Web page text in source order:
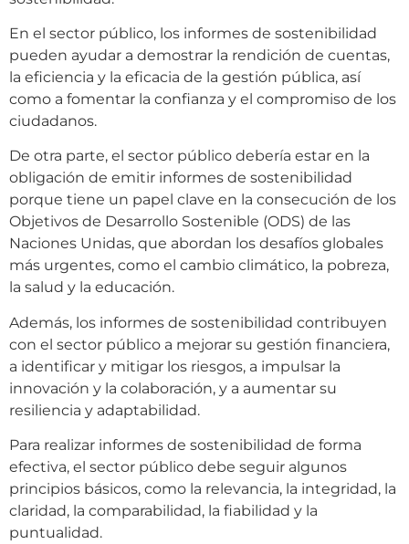
En el sector público, los informes de sostenibilidad
pueden ayudar a demostrar la rendición de cuentas,
la eficiencia y la eficacia de la gestión pública, así
como a fomentar la confianza y el compromiso de los
ciudadanos.
De otra parte, el sector público debería estar en la
obligación de emitir informes de sostenibilidad
porque tiene un papel clave en la consecución de los
Objetivos de Desarrollo Sostenible (ODS) de las
Naciones Unidas, que abordan los desafíos globales
más urgentes, como el cambio climático, la pobreza,
la salud y la educación.
Además, los informes de sostenibilidad contribuyen
con el sector público a mejorar su gestión financiera,
a identificar y mitigar los riesgos, a impulsar la
innovación y la colaboración, y a aumentar su
resiliencia y adaptabilidad.
Para realizar informes de sostenibilidad de forma
efectiva, el sector público debe seguir algunos
principios básicos, como la relevancia, la integridad, la
claridad, la comparabilidad, la fiabilidad y la
puntualidad.